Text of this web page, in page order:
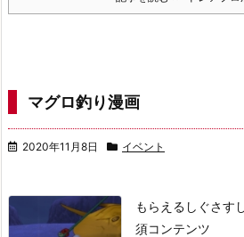
マグロ釣り漫画
2020年11月8日 イベント
もらえるしぐさす
須コンテンツ